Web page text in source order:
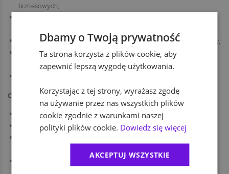
biznesowych,
wysoko rozwinięte zdolności analityczne oraz dbałość o szczegóły,
komunikatywna znajomość języka angielskiego umożliwiająca
pracę w środowisku biznesowym,
Oferujemy
zatrudnienie w oparciu o Umowę o Pracę lub kontrakt B2B,
praca w modelu 4+1 (jeden dzień pracy zdalnej),
bardzo dobra lokalizacja biura (ścisłe centrum).
Dbamy o Twoją prywatność
Ta strona korzysta z plików cookie, aby
zapewnić lepszą wygodę użytkowania.
Korzystając z tej strony, wyrażasz zgodę
na używanie przez nas wszystkich plików
cookie zgodnie z warunkami naszej
polityki plików cookie. Dowiedz się więcej
AKCEPTUJ WSZYSTKIE